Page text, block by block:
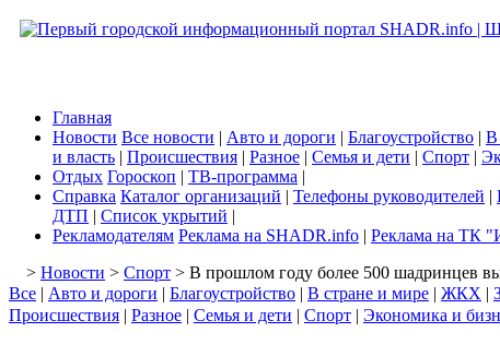
Главная
Новости Все новости | Авто и дороги | Благоустройство | В
и власть | Происшествия | Разное | Семья и дети | Спорт |
Отдых Гороскоп | ТВ-программа |
Справка Каталог организаций | Телефоны руководителей |
ДТП | Список укрытий |
Рекламодателям Реклама на SHADR.info | Реклама на ТК
> Новости > Спорт > В прошлом году более 500 шадринцев
Все | Авто и дороги | Благоустройство | В стране и мире | ЖКХ |
Происшествия | Разное | Семья и дети | Спорт | Экономика и